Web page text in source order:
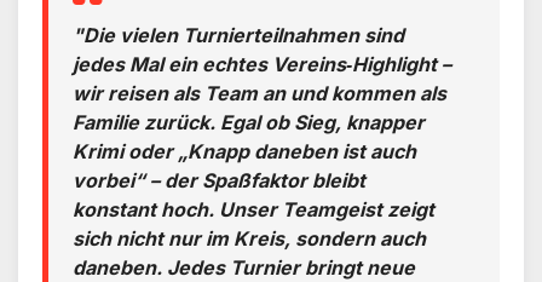
"Die vielen Turnierteilnahmen sind
jedes Mal ein echtes Vereins‑Highlight –
wir reisen als Team an und kommen als
Familie zurück. Egal ob Sieg, knapper
Krimi oder „Knapp daneben ist auch
vorbei“ – der Spaßfaktor bleibt
konstant hoch. Unser Teamgeist zeigt
sich nicht nur im Kreis, sondern auch
daneben. Jedes Turnier bringt neue